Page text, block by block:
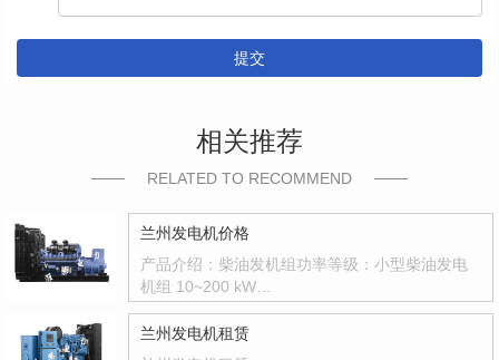
提交
相关推荐
RELATED TO RECOMMEND
兰州发电机价格
产品介绍：柴油发机组功率等级：小型柴油发电
机组 10~200 kW…
兰州发电机租赁